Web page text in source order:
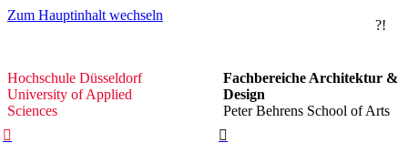
Zum Hauptinhalt wechseln
?!
Hochschule
Düsseldorf
Hochschule Düsseldorf
University of Applied
Sciences
Fachbereiche Architektur &
Design
Peter Behrens School of Arts

